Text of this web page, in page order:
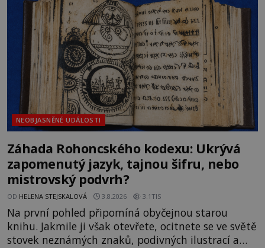
na legendě něco pravdy, nebo jde jen o fascinující
souhru okolností? Když antropolog Michail
Gerasimov (1907-1970) a
NEOBJASNĚNÉ UDÁLOSTI
Záhada Rohoncského kodexu: Ukrývá
zapomenutý jazyk, tajnou šifru, nebo
mistrovský podvrh?
OD HELENA STEJSKALOVÁ 3.8.2026 3.1TIS
Na první pohled připomíná obyčejnou starou
knihu. Jakmile ji však otevřete, ocitnete se ve světě
stovek neznámých znaků, podivných ilustrací a